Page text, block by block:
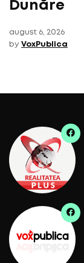
Dunăre
august 6, 2026
by VoxPublica